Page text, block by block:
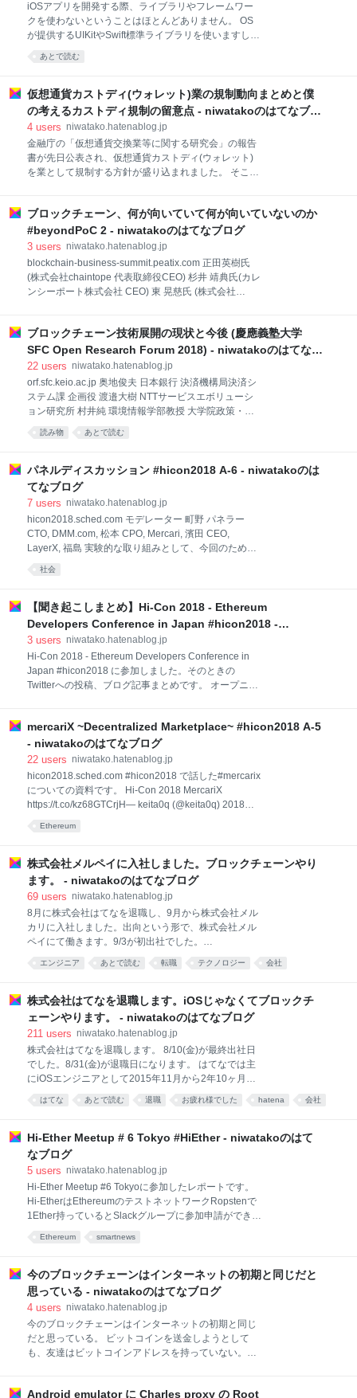
資金決済法の改正により、他人のために暗号資産を管
理する、「カストディ」が規制されることになりまし
た。 ただし、法案だけでは具体的なことまで定められ
ていません。細かいことは、今後作成される府令・政
iOSアプリを開発する際、ライブラリやフレームワー
クを使わないということはほとんどありません。 OS
が提供するUIKitやSwift標準ライブラリを使いますし、
サードバーティの便利なライブラリを使用することも
あります。 そして、誰もが１度はリンクエラーや重複
ーメッセージに悩んだことがあることでしょう。 リン
クエラーの解決が難しいのは、問題の原因がプロジェ
クト設定、ライブラリの種類・配布方法、実行先（デ
です。 リンクとは何か、何が起こっているのかを学ぶ
ことでその問題は解決できるようになります。 このセ
ッションではLibraryとFramework、StaticとDynamic
Importするために必要なことを知り、外部のライブラ
リがどのようにし
あとで読む
仮想通貨カストディ(ウォレット)業の規制動向まとめと僕
の考えるカストディ規制の留意点 - niwatakoのはてなブロ
グ
4 users niwatako.hatenablog.jp
金融庁の「仮想通貨交換業等に関する研究会」の報告
書が先日公表され、仮想通貨カストディ(ウォレット)
を業として規制する方針が盛り込まれました。 そこ
報告書に記載された内容まで、経緯をまとめました。
仮想通貨カストディ業に規制が求められている背景 主
な登場人物は、日本の金融庁、先進国に新興国を加え
た主要20か国の首脳会合であるG20、そして政府間機
関のFATF(マネーロンダリングに関する金融活動作業
部会)になります。 2018/03 G20がFATFに対して暗号
以下を主張しました。 政府間機関であるFATF(マネー
ロンダリングに関する金融活動作業部会)のガイダンス
の内容を、拘束力のあるFATF基準
ブロックチェーン、何が向いていて何が向いていないのか
#beyondPoC 2 - niwatakoのはてなブログ
3 users niwatako.hatenablog.jp
blockchain-business-summit.peatix.com 正田英樹氏
(株式会社chaintope 代表取締役CEO) 杉井 靖典氏(カレ
ンシーポート株式会社 CEO) 東 晃慈氏 (株式会社
に取り入れるとなると、どのような業界や利用方法に
向き、不向きなのかはまだあまりよく知られていませ
ん。このセッションでは、パネリスト達の経験をもと
に、どのようなものにブロックチェーンが有用なのか
を議論します。 現場の課題にスポットライトをあてて
話していきたい 正田: Chaintopeは２０年前にHawイ
いるが４年前からブロックチェーンに特化しようと
い事例を研究していて、国
ブロックチェーン技術展開の現状と今後 (慶應義塾大学
SFC Open Research Forum 2018) - niwatakoのはてなブ
ログ
22 users niwatako.hatenablog.jp
orf.sfc.keio.ac.jp 奥地俊夫 日本銀行 決済機構局決済シ
ステム課 企画役 渡邉大樹 NTTサービスエボリューシ
ョン研究所 村井純 環境情報学部教授 大学院政策・メ
ディア研究科委員長 岸上順一 慶應義塾大学訪問教授、
W3Cアドバイザリボード, 室蘭工業大学教授 （撮影・
アーキテクチャから見ると世界がつながっているグロ
ーバル空間に通貨ができる役割は非常に大きい。デー
タの流通がインターネットというグローバルな一つの
リーに管理できる、そこに大きく踏み出した。インタ
ーネットの世界では動いていないものを信用しない
が、ブロックチェーンはすでに使われている技術であ
る。 岸上：クロスチェーンが中心テーマ。BASEとい
読み物 あとで読む
パネルディスカッション #hicon2018 A-6 - niwatakoのは
てなブログ
7 users niwatako.hatenablog.jp
hicon2018.sched.com モデレーター 町野 パネラー
CTO, DMM.com, 松本 CPO, Mercari, 濱田 CEO,
LayerX, 福島 実験的な取り組みとして、今回のために
アプリをDMMさんが用意しました。 質問を受け付け
るアプリを試します。 Dappなのでログインは
た質問には0.05ETH=1200円ぐらい？になります。 一
線で活躍されている経営陣の方々に来ていただきまし
た。Hi-Con、去年ぐらいから非常にポピュラーになり
ような問題が、どう解決され、将来どう使われている
のか、議論を深めていければと思います。 簡単にで結
構ですが自己紹介をお願いします。 松本: DMM.com
にいました
社会
【聞き起こしまとめ】Hi-Con 2018 - Ethereum
Developers Conference in Japan #hicon2018 -
niwatakoのはてなブログ
3 users niwatako.hatenablog.jp
Hi-Con 2018 - Ethereum Developers Conference in
Japan #hicon2018 に参加しました。そのときの
Twitterへの投稿、ブログ記事まとめです。 オープニン
niwatako.hatenablog.jp niwatako.hatenablog.jp
niwatako.hatenablog.jp niwatako.hatenablog.jp
niwatako.hatenablog.jp LT スレッド形式になっていま
す。Twitterサイトで開くと各LTの始めから終わりまで
見ることが出来ます。 シェアリングエコノミーにおけ
る非中央集権的システムでの自律的な仲裁とは シェア
mercariX ~Decentralized Marketplace~ #hicon2018 A-5
- niwatakoのはてなブログ
22 users niwatako.hatenablog.jp
hicon2018.sched.com #hicon2018 で話した#mercarix
についての資料です。 Hi-Con 2018 MercariX
https://t.co/kz68GTCrjH— keita0q (@keita0q) 2018年
れていなかったので、どういうことなのかについてお
話したいと思います。 メルペイ分散台帳開発部です。
僕らがなぜブロックチェーンをやるのか。 よく言われ
ん困難、対検閲、非中央集権。非中央集権の部分が一
番重要だと考えている。 中央管理者無しでP2Pで改ざ
ん困難な取引を行うことが出来る。 この特徴を用いて
今後どういう変化が起きるかを考えています。
Ethereum
株式会社メルペイに入社しました。ブロックチェーンやり
ます。 - niwatakoのはてなブログ
69 users niwatako.hatenablog.jp
8月に株式会社はてなを退職し、9月から株式会社メル
カリに入社しました。出向という形で、株式会社メル
ペイにて働きます。9/3が初出社でした。
niwatako.hatenablog.jp Blockchainのソフトウェアエ
ンジニア職です。当面は調査・研究などをしていると
た！ 六本木ヒルズがオフィスです。六本木ヒルズとい
えば、ライブドア事件が起きた高校生時代、クラスの
仲間とライブドア社前で記念撮影をしようと乗り込ん
て、アポも社員証もないと入れないんですね。想定の
範囲外でした。 d.hatena.ne.jp 門前払いなんて悔しか
った。これが格差が、これがヒルズ族かと思い知りま
した（※こういうアホなやつが来ないようにゲートが
エンジニア あとで読む 転職 テクノロジー 会社
株式会社はてなを退職します。iOSじゃなくてブロックチ
ェーンやります。 - niwatakoのはてなブログ
211 users niwatako.hatenablog.jp
株式会社はてなを退職します。 8/10(金)が最終出社日
でした。8/31(金)が退職日になります。 はてなでは主
にiOSエンジニアとして2015年11月から2年10ヶ月働
きました。 これからはブロックチェーンに注力しま
す。次の会社は決まっています。 現在は東京に居ま
ランチのお誘いなどいただけると嬉しいです！ あとオ
ススメの英語勉強方法を募集しています。 iOSDC
2018 登壇 のお知らせ はてなでの最後の役目はiOSDC
す！なので、ぜひ聞きに来てください〜！！
developer.hatenastaff.com 「スマホアプリエンジニア
だから知ってほしいブロックチェーンと分散型アプリ
ケーション」と題して、2018/08/31 13:30〜 Track C
はてな あとで読む 退職 お疲れ様でした hatena 会社
Hi-Ether Meetup # 6 Tokyo #HiEther - niwatakoのはて
なブログ
5 users niwatako.hatenablog.jp
Hi-Ether Meetup #6 Tokyoに参加したレポートです。
Hi-EtherはEthereumのテストネットワークRopstenで
1Ether持っているとSlackグループに参加申請ができる
m(_ _ )m 配信動画1 配信動画2 次回 #HiEther はDMM
さんにて、8月末頃に開催されるそうです（8/29から
9/2のiOSDC Japan 2018と被らないといいなぁ...）。
ァレンスをするぞ 11/10 慶応大学日吉キャンパス 仮予
約 スポンサー絶賛募集中 タイムテーブルなどを組んで
いて参加登録システム近々作ります。もう少ししたら
Ethereum smartnews
今のブロックチェーンはインターネットの初期と同じだと
思っている - niwatakoのはてなブログ
4 users niwatako.hatenablog.jp
今のブロックチェーンはインターネットの初期と同じ
だと思っている。 ビットコインを送金しようとして
も、友達はビットコインアドレスを持っていない。か
「我が社でどう活用するか」と考えた多くの旧来の企
Android emulator に Charles proxy の Root